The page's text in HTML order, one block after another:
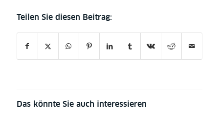
Das könnte Sie auch interessieren